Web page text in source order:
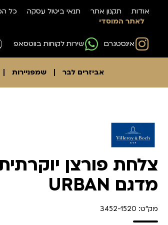
אודות תקנון אתר תנאי ביטול עסקה כל
לאתר המוסדי
אינסטגרם שירות לקוחות בווטסאפ
אביזרים לבר שמפניירות
מדגם URBAN
מק"ט: 3452-1520